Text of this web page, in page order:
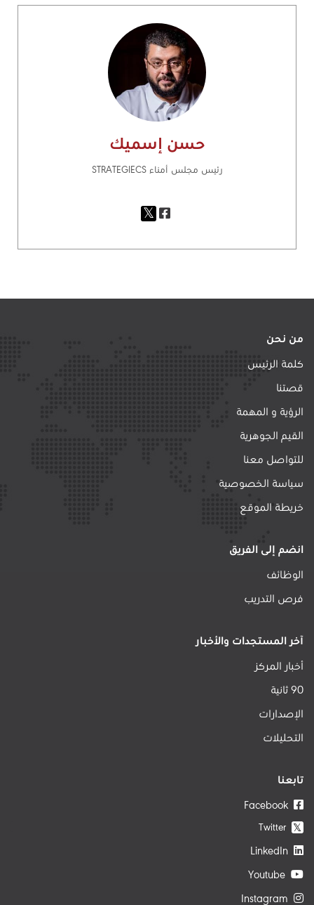
حسن إسميك
رئيس مجلس أمناء STRATEGIECS
من نحن
كلمة الرئيس
قصتنا
الرؤية و المهمة
القيم الجوهرية
للتواصل معنا
سياسة الخصوصية
خريطة الموقع
انضم إلى الفريق
الوظائف
فرص التدريب
آخر المستجدات والأخبار
أخبار المركز
90 ثانية
الإصدارات
التحليلات
تابعنا
𝕏
Twitter